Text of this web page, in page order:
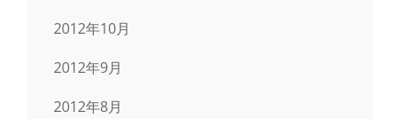
2012年10月
2012年9月
2012年8月